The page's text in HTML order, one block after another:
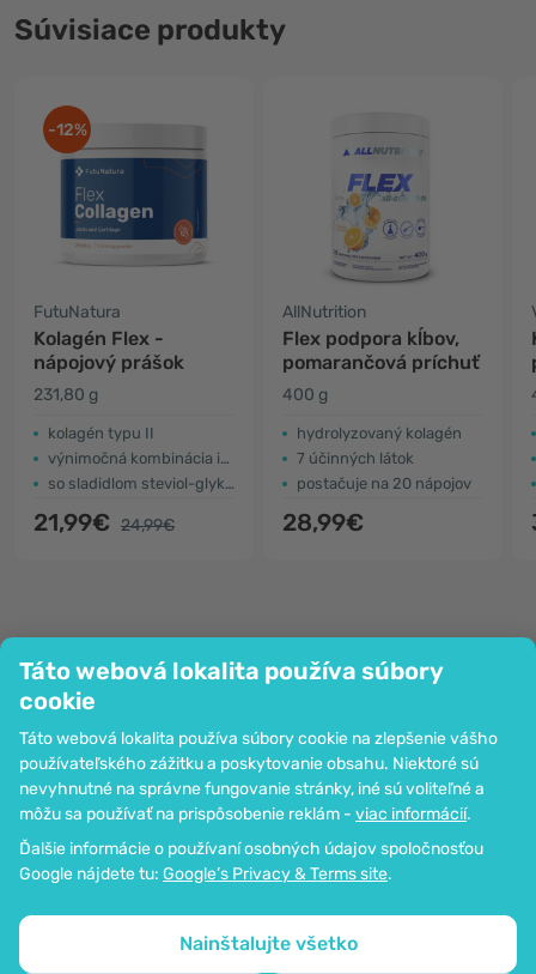
Táto webová lokalita používa súbory
cookie
Táto webová lokalita používa súbory cookie na zlepšenie vášho
používateľského zážitku a poskytovanie obsahu. Niektoré sú
nevyhnutné na správne fungovanie stránky, iné sú voliteľné a
môžu sa používať na prispôsobenie reklám - viac informácií.
Ďalšie informácie o používaní osobných údajov spoločnosťou
Google nájdete tu: Google’s Privacy & Terms site.
Nainštalujte všetko
Súvisiace produkty
-12%
FutuNatura
Kolagén Flex -
nápojový prášok
231,80 g
kolagén typu II
výnimočná kombinácia ingrediencií
so sladidlom steviol-glykozidy
21,99€ 24,99€
AllNutrition
Flex podpora kĺbov,
pomarančová príchuť
400 g
hydrolyzovaný kolagén
7 účinných látok
postačuje na 20 nápojov
28,99€
Spoločnosť
Informácie
Pripoj sa k nám
Pomoc a objednávky
Možnosť platby kartou. Zaručená ochrana osobných údajov
prostredníctvom šifrovania SSL.
Mapa stránok